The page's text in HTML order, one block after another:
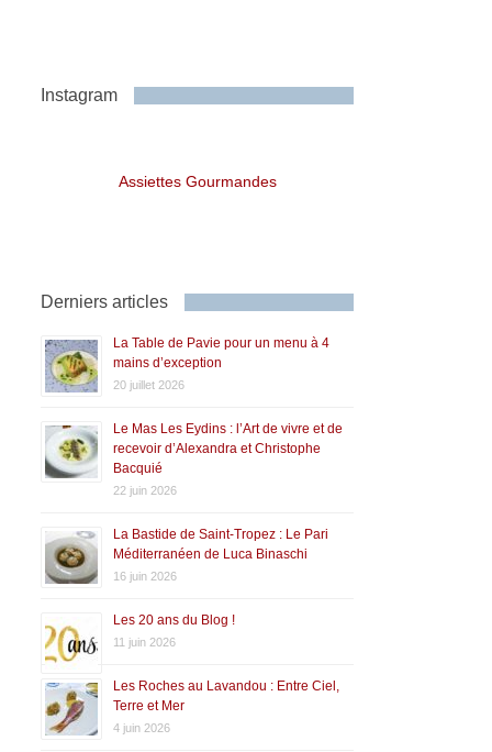
Instagram
Assiettes Gourmandes
Derniers articles
La Table de Pavie pour un menu à 4
mains d’exception
20 juillet 2026
Le Mas Les Eydins : l’Art de vivre et de
recevoir d’Alexandra et Christophe
Bacquié
22 juin 2026
La Bastide de Saint-Tropez : Le Pari
Méditerranéen de Luca Binaschi
16 juin 2026
Les 20 ans du Blog !
11 juin 2026
Les Roches au Lavandou : Entre Ciel,
Terre et Mer
4 juin 2026